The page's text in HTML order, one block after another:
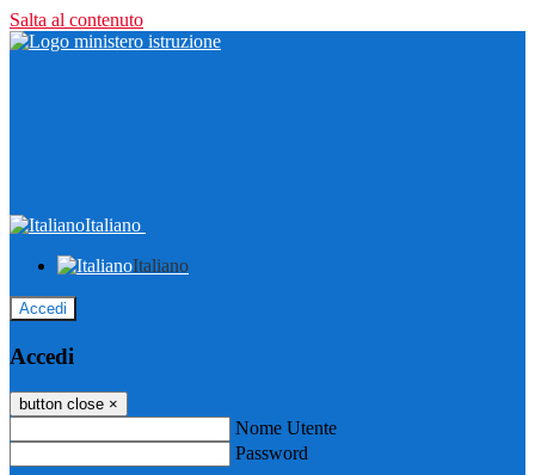
Salta al contenuto
Italiano
Italiano
Accedi
Accedi
button close ×
Nome Utente
Password